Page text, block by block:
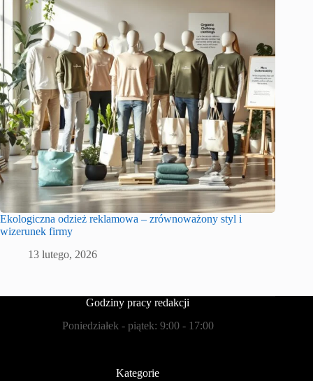
Ekologiczna odzież reklamowa – zrównoważony styl i
wizerunek firmy
13 lutego, 2026
Godziny pracy redakcji
Poniedziałek - piątek: 9:00 - 17:00
Kategorie